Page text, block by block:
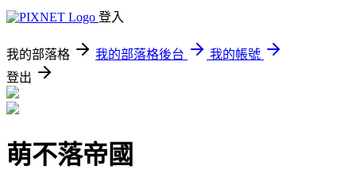
登入
我的部落格 我的部落格後台
我的帳號
登出
萌不落帝國